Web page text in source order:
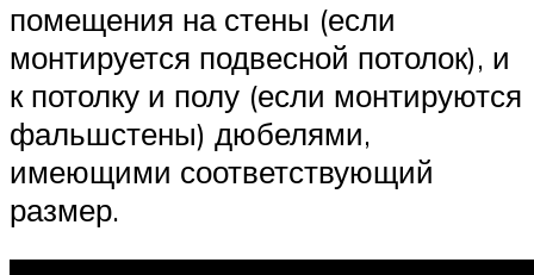
помещения на стены (если
монтируется подвесной потолок), и
к потолку и полу (если монтируются
фальшстены) дюбелями,
имеющими соответствующий
размер.